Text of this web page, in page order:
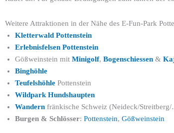
Weitere Attraktionen in der Nähe des E-Fun-Park
Kletterwald Pottenstein
Erlebnisfelsen Pottenstein
Gößweinstein mit Minigolf, Bogenschiessen &
Binghöhle
Teufelshöhle Pottenstein
Wildpark Hundshaupten
Wandern fränkische Schweiz (Neideck/
Burgen & Schlösser: Pottenstein, Gößweinstein